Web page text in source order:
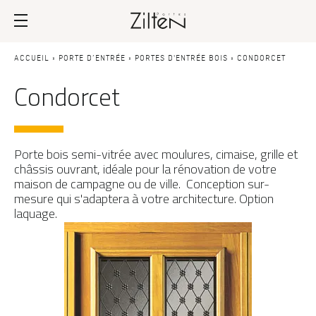
Nos portes d’entrée
PAR TYPE
Porte d’entrée
Porte de service
Porte grand trafic
Porte d'entrée sur-mesure
PAR STYLE
Portes d'entrée modernes
Portes d’entrée traditionnelles
Conseils
LE CHOIX
Savoir-faire
Design
Inspirations
LES ATOUTS
Performances
ACCUEIL » PORTE D’ENTRÉE » PORTES D'ENTRÉE BOIS » CONDORCET
Condorcet
Porte bois semi-vitrée avec moulures, cimaise, grille et
châssis ouvrant, idéale pour la rénovation de votre
maison de campagne ou de ville. Conception sur-
mesure qui s'adaptera à votre architecture. Option
laquage.